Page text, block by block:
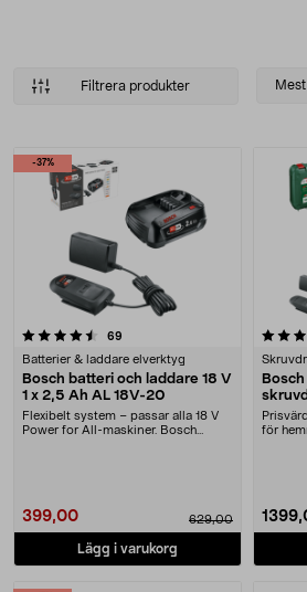
Grovdammsugare
Pelarborrmaskiner
Bandslipar
Multiverktyg
Excenterslipar
Vinkelslipar
Tigersågar
Handöverfräsar
Polermaskiner
Borrmaskiner
Planslipar
Hyvlar
Filtrera produkter
Produkter
-37%
69
Batterier & laddare elverktyg
Bosch batteri och laddare 18 V
1 x 2,5 Ah AL 18V-20
Flexibelt system – passar alla 18 V
Power for All-maskiner. Bosch
399,00 629,00
Lägg i varukorg
4.5 av 5 stjärnor
för